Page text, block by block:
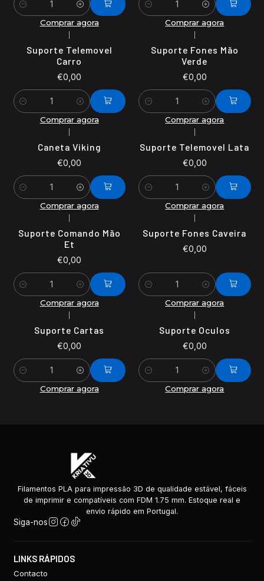
Quantidade
Comprar agora
Quantidade
Comprar agora
Suporte Telemovel
Carro
€0,00
Quantidade
Comprar agora
Suporte Fones Mão
Verde
€0,00
Quantidade
Comprar agora
Caneta Viking
€0,00
Quantidade
Comprar agora
Suporte Telemovel Lata
€0,00
Quantidade
Comprar agora
Suporte Comando Mão
Et
€0,00
Quantidade
Comprar agora
Suporte Fones Caveira
€0,00
Quantidade
Comprar agora
Suporte Cartas
€0,00
Quantidade
Comprar agora
Suporte Oculos
€0,00
Quantidade
Comprar agora
Filamentos PLA para impressão 3D de qualidade estável, fáceis
de imprimir e compatíveis com FDM 1.75 mm. Estoque real e
envio rápido em Portugal.
Siga-nos
LINKS RÁPIDOS
Contacto